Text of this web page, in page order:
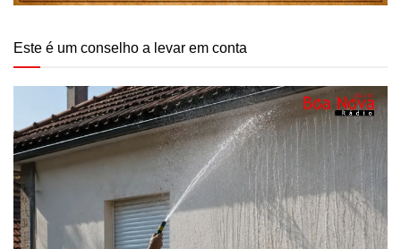
Este é um conselho a levar em conta